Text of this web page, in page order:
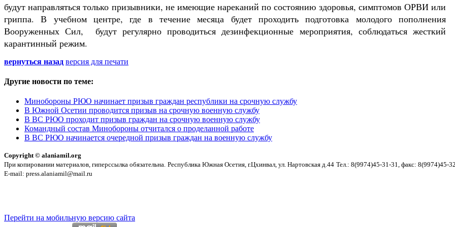
будут направляться только призывники, не имеющие нареканий по состоянию здоровья, симптомов ОРВИ или
гриппа. В учебном центре, где в течение месяца будет проходить подготовка молодого пополнения
Вооруженных Сил, будут регулярно проводиться дезинфекционные мероприятия, соблюдаться жесткий
карантинный режим.
вернуться назад версия для печати
Другие новости по теме:
Минобороны РЮО начинает призыв граждан республики на срочную службу
В Южной Осетии проводится призыв на срочную военную службу
В ВС РЮО проходит призыв граждан на срочную военную службу
Командный состав Минобороны отчитался о проделанной работе
В ВС РЮО начинается очередной призыв граждан на военную службу
Copyright © alaniamil.org
При копировании материалов, гиперссылка обязательна. Республика Южная Осетия, г.Цхинвал, ул. Нартовская д.44 Тел.: 8(9974)45-31-31, факс: 8(9974)45-
E-mail: press.alaniamil@mail.ru
Перейти на мобильную версию сайта